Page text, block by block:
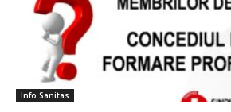
Info Sanitas